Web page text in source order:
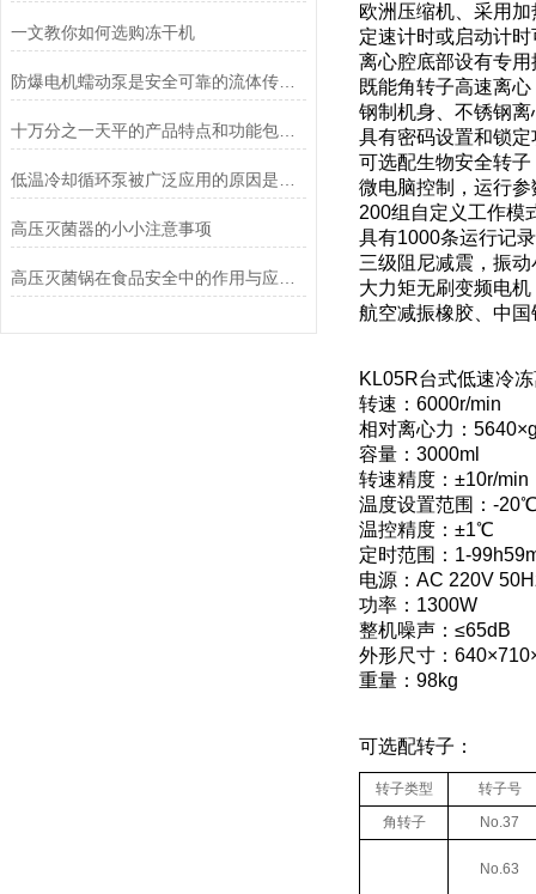
一文教你如何选购冻干机
防爆电机蠕动泵是安全可靠的流体传送解决方案
十万分之一天平的产品特点和功能包括哪些
高压灭菌器的小小注意事项
欧洲压缩机、采用
定速计时或启动计
离心腔底部设有专
既能角转子高速离
钢制机身、不锈钢
具有密码设置和锁
可选配生物安全转
微电脑控制，运行
200组自定义工作模
具有1000条运行记
三级阻尼减震，振
大力矩无刷变频电
航空减振橡胶、中
KL05R台式低速冷
转速：6000r/min
相对离心力：
容量：3000ml
转速精度：±10r/min
温度设置范围：-
温控精度：±1℃
定时范围：1-
电源：AC 220V
功率：1300W
整机噪声：≤65dB
外形尺寸：
重量：98kg
可选配转子：
转子类型
转子号
角转子
No.37
No.63